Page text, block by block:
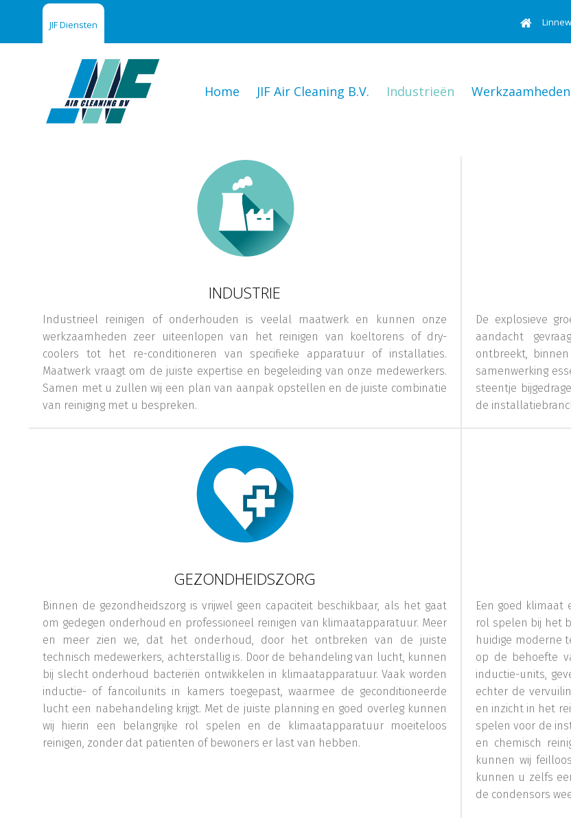
JIF Diensten
Home JIF Air Cleaning B.V. Industrieën Werkzaamheden
INDUSTRIE
Industrieel reinigen of onderhouden is veelal maatwerk en kunnen onze
werkzaamheden zeer uiteenlopen van het reinigen van koeltorens of dry-
coolers tot het re-conditioneren van specifieke apparatuur of installaties.
Maatwerk vraagt om de juiste expertise en begeleiding van onze medewerkers.
Samen met u zullen wij een plan van aanpak opstellen en de juiste combinatie
van reiniging met u bespreken.
De explosieve
aandacht
ontbreekt,
samenwerking
steentje
de
GEZONDHEIDSZORG
Binnen de gezondheidszorg is vrijwel geen capaciteit beschikbaar, als het gaat
om gedegen onderhoud en professioneel reinigen van klimaatapparatuur. Meer
en meer zien we, dat het onderhoud, door het ontbreken van de juiste
technisch medewerkers, achterstallig is. Door de behandeling van lucht, kunnen
bij slecht onderhoud bacteriën ontwikkelen in klimaatapparatuur. Vaak worden
inductie- of fancoilunits in kamers toegepast, waarmee de geconditioneerde
lucht een nabehandeling krijgt. Met de juiste planning en goed overleg kunnen
wij hierin een belangrijke rol spelen en de klimaatapparatuur moeiteloos
reinigen, zonder dat patienten of bewoners er last van hebben.
Een goed klimaat
rol spelen bij het
huidige moderne
op de behoefte
inductie-units,
echter de
en inzicht in het
spelen voor de
en chemisch
kunnen wij
kunnen u zelfs
de condensors